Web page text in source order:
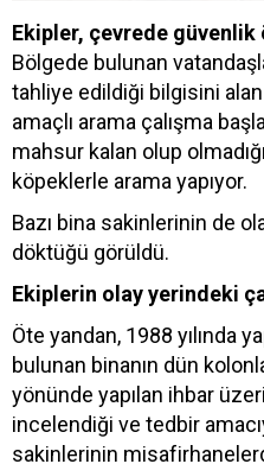
Ekipler, çevrede güvenlik
Bölgede bulunan
tahliye edildiği bilgisini
amaçlı arama çalışma
mahsur kalan olup
köpeklerle arama yapıyor.
Bazı bina sakinlerinin de
döktüğü görüldü.
Ekiplerin olay yerindeki
Öte yandan, 1988 yılında
bulunan binanın dün
yönünde yapılan ihbar
incelendiği ve tedbir
sakinlerinin